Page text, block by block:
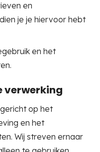
en
je je hiervoor hebt
en het
verwerking
op het
en het
Wij streven ernaar